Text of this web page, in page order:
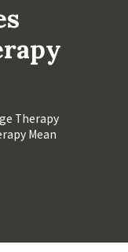
Therapy
Mean